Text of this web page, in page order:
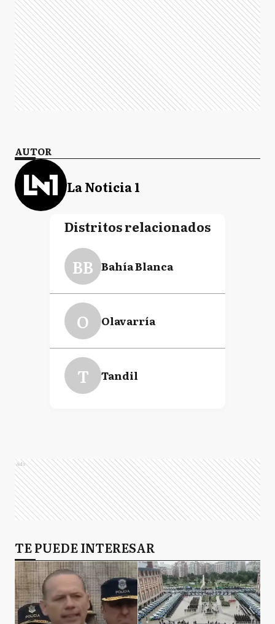
AUTOR
La Noticia 1
Distritos relacionados
BB Bahía Blanca
O Olavarría
T Tandil
Ads
TE PUEDE INTERESAR